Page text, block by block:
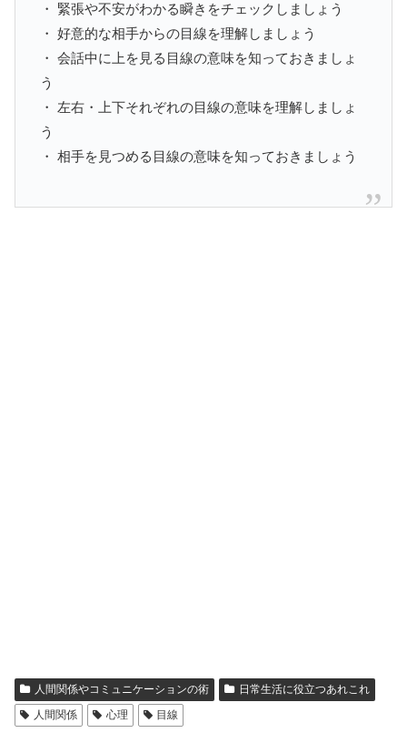
・ 緊張や不安がわかる瞬きをチェックしましょう
・ 好意的な相手からの目線を理解しましょう
・ 会話中に上を見る目線の意味を知っておきましょ
う
・ 左右・上下それぞれの目線の意味を理解しましょ
う
・ 相手を見つめる目線の意味を知っておきましょう
人間関係やコミュニケーションの術
日常生活に役立つあれこれ
人間関係
心理 目線